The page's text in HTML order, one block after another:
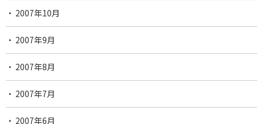
2007年10月
2007年9月
2007年8月
2007年7月
2007年6月